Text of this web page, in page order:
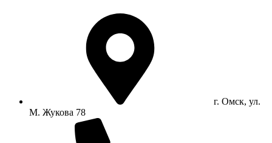
г. Омск, ул.
М. Жукова 78